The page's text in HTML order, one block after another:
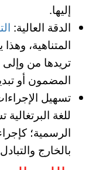
إليها.
الدقة العالية:
المتناهية،
تريدها من وإلى
المضمون أو
تسهيل
للغة
الرسمية؛
بالخارج